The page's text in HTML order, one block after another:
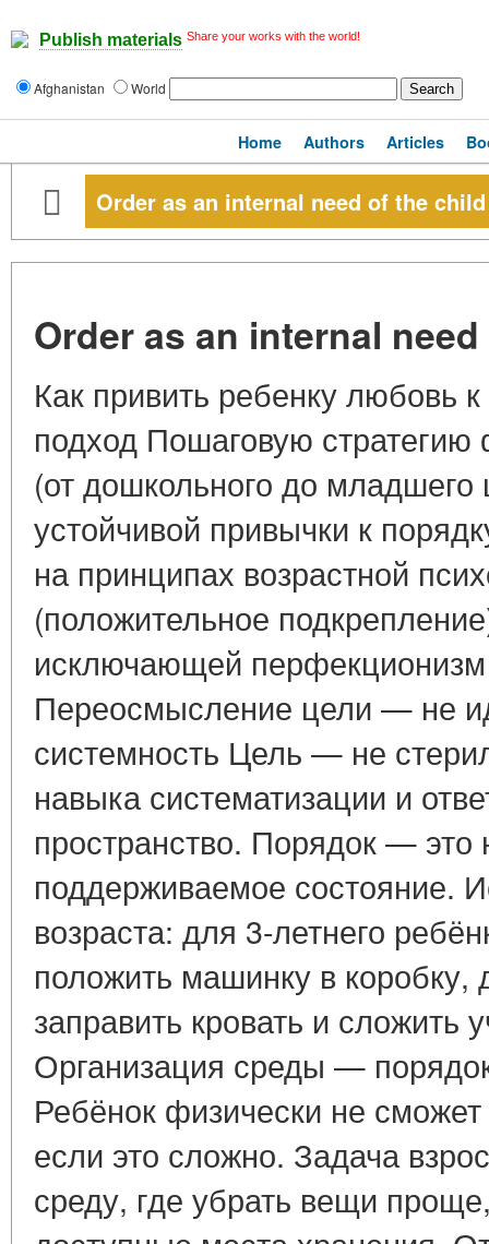
Publish materials Share your works with the world!
Afghanistan World
Home Authors Articles
Order as an internal need of the child
Order as an internal
Как привить ребенку любовь
подход Пошаговую
(от дошкольного до младшего
устойчивой привычки к
на принципах возрастной
(положительное
исключающей
Переосмысление цели — не
системность Цель — не
навыка систематизации и
пространство. Порядок — это
поддерживаемое состояние.
возраста: для 3-летнего
положить машинку в коробку,
заправить кровать и сложить
Организация среды —
Ребёнок физически не
если это сложно. Задача
среду, где убрать вещи